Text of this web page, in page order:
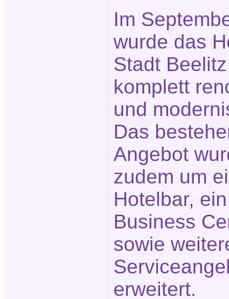
Im
wurde das
Stadt Beelitz
komplett
und
Das
Angebot
zudem um
Hotelbar, ein
Business
sowie
erweitert.